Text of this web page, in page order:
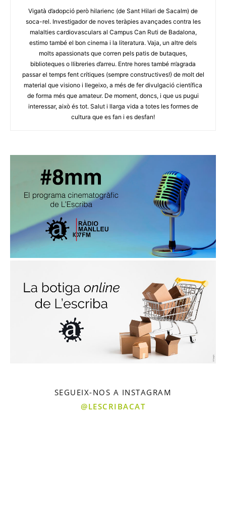
Vigatà d’adopció però hilarienc (de Sant Hilari de Sacalm) de
soca-rel. Investigador de noves teràpies avançades contra les
malalties cardiovasculars al Campus Can Ruti de Badalona,
estimo també el bon cinema i la literatura. Vaja, un altre dels
molts apassionats que corren pels patis de butaques,
biblioteques o llibreries d’arreu. Entre hores també m’agrada
passar el temps fent crítiques (sempre constructives!) de molt del
material que visiono i llegeixo, a més de fer divulgació científica
de forma més que amateur. De moment, doncs, i que us pugui
interessar, això és tot. Salut i llarga vida a totes les formes de
cultura que es fan i es desfan!
SEGUEIX-NOS A INSTAGRAM
@LESCRIBACAT